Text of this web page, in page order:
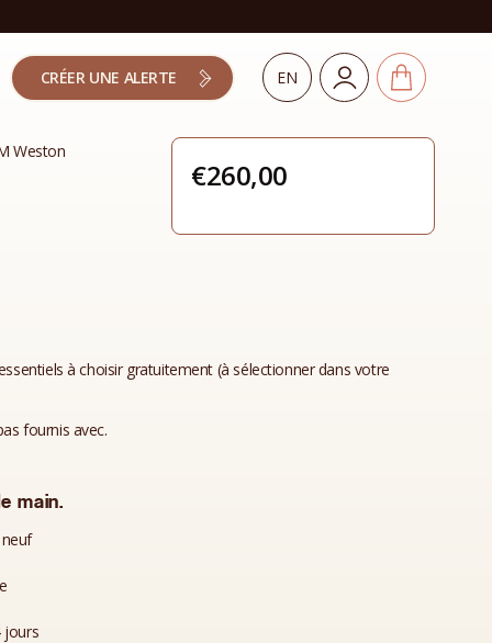
CRÉER UNE ALERTE EN
Weston
à choisir gratuitement (à sélectionner dans votre
fournis avec.
main.
jours
€260,00